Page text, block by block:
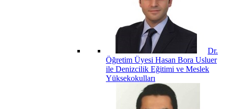
Dr.
Öğretim Üyesi Hasan Bora Usluer
ile Denizcilik Eğitimi ve Meslek
Yüksekokulları